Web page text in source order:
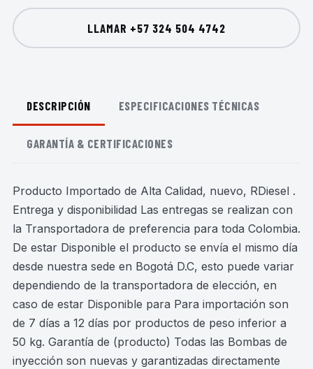
LLAMAR +57 324 504 4742
DESCRIPCIÓN ESPECIFICACIONES TÉCNICAS
GARANTÍA & CERTIFICACIONES
Producto Importado de Alta Calidad, nuevo, RDiesel .
Entrega y disponibilidad Las entregas se realizan con
la Transportadora de preferencia para toda Colombia.
De estar Disponible el producto se envía el mismo día
desde nuestra sede en Bogotá D.C, esto puede variar
dependiendo de la transportadora de elección, en
caso de estar Disponible para Para importación son
de 7 días a 12 días por productos de peso inferior a
50 kg. Garantía de (producto) Todas las Bombas de
inyección son nuevas y garantizadas directamente